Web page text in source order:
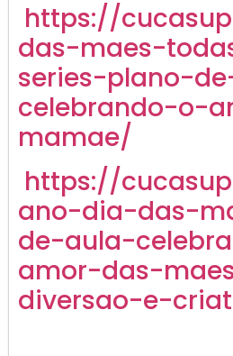
https://
das-maes-
series-plano-
celebrando-o-
mamae/
https://
ano-dia-das-
de-aula-
amor-das-
diversao-e-